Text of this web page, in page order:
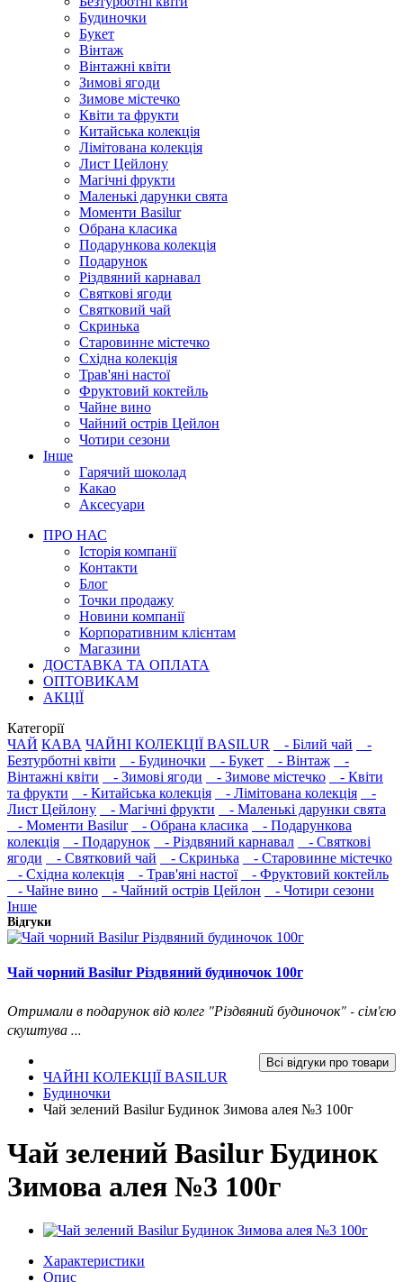
Будиночки
Букет
Вінтаж
Вінтажні квіти
Зимові ягоди
Зимове містечко
Квіти та фрукти
Китайська колекція
Лімітована колекція
Лист Цейлону
Магічні фрукти
Маленькі дарунки свята
Моменти Basilur
Обрана класика
Подарункова колекція
Подарунок
Різдвяний карнавал
Святкові ягоди
Святковий чай
Скринька
Старовинне містечко
Східна колекція
Трав'яні настої
Фруктовий коктейль
Чайне вино
Чайний острів Цейлон
Чотири сезони
Інше
Гарячий шоколад
Какао
Аксесуари
ПРО НАС
Історія компанії
Контакти
Блог
Точки продажу
Новини компанії
Корпоративним клієнтам
Магазини
ДОСТАВКА ТА ОПЛАТА
ОПТОВИКАМ
АКЦІЇ
Категорії
ЧАЙ КАВА ЧАЙНІ КОЛЕКЦІЇ BASILUR - Білий чай
-
Безтурботні квіти
- Будиночки - Букет - Вінтаж
-
Вінтажні квіти
- Зимові ягоди - Зимове містечко
- Квіти
та фрукти
- Китайська колекція - Лімітована колекція
-
Лист Цейлону
- Магічні фрукти
- Маленькі дарунки свята
- Моменти Basilur
- Обрана класика
- Подарункова
колекція
- Подарунок - Різдвяний карнавал
- Святкові
ягоди
- Святковий чай - Скринька
- Старовинне містечко
- Східна колекція
- Трав'яні настої
- Фруктовий коктейль
- Чайне вино
- Чайний острів Цейлон
- Чотири сезони
Інше
Відгуки
Чай чорний Basilur Різдвяний будиночок 100г
Отримали в подарунок від колег "Різдвяний будиночок" - сім'єю
скуштува ...
Всі відгуки про товари
ЧАЙНІ КОЛЕКЦІЇ BASILUR
Будиночки
Чай зелений Basilur Будинок Зимова алея №3 100г
Чай зелений Basilur Будинок
Зимова алея №3 100г
Характеристики
Опис